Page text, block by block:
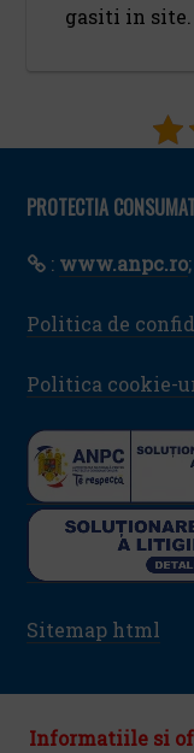
gasiti in site.
PROTECTIA
: www.anpc.ro;
Politica de
Politica cookie-
Sitemap html
Informatiile si